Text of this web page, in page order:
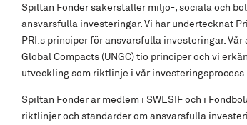
Spiltan Fonder säkerställer miljö-, sociala och
ansvarsfulla investeringar. Vi har undertecknat
PRI:s principer för ansvarsfulla investeringar.
Global Compacts (UNGC) tio principer och vi
utveckling som riktlinje i vår investeringsprocess.
Spiltan Fonder är medlem i SWESIF och i
riktlinjer och standarder om ansvarsfulla